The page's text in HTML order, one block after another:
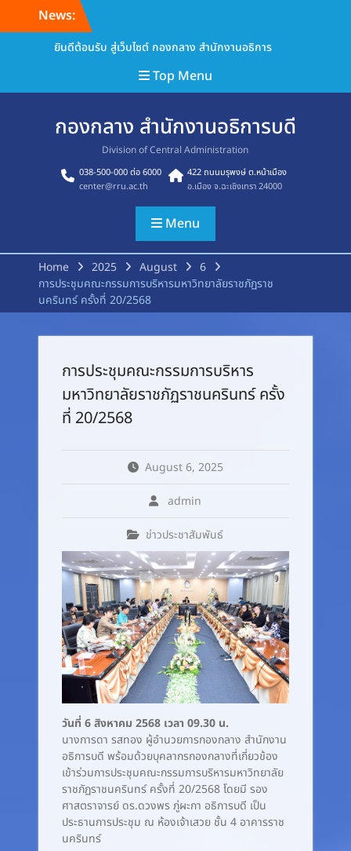
News:
ยินดีต้อนรับ สู่เว็บไซต์ กองกลาง สำนักงานอธิการ
Top Menu
กองกลาง สำนักงานอธิการบดี
Division of Central Administration
038-500-000 ต่อ 6000
center@rru.ac.th
422 ถนนมรุพงษ์ ต.หน้าเมือง
อ.เมือง จ.ฉะเชิงเทรา 24000
Menu
Home 2025 August
6
การประชุมคณะกรรมการบริหารมหาวิทยาลัยราชภัฏราช
นครินทร์ ครั้งที่ 20/2568
การประชุมคณะกรรมการบริหาร
มหาวิทยาลัยราชภัฏราชนครินทร์ ครั้ง
ที่ 20/2568
August 6, 2025
admin
ข่าวประชาสัมพันธ์
วันที่ 6 สิงหาคม 2568 เวลา 09.30 น.
นางการดา รสทอง ผู้อำนวยการกองกลาง สำนักงาน
อธิการบดี พร้อมด้วยบุคลากรกองกลางที่เกี่ยวข้อง
เข้าร่วมการประชุมคณะกรรมการบริหารมหาวิทยาลัย
ราชภัฏราชนครินทร์ ครั้งที่ 20/2568 โดยมี รอง
ศาสตราจารย์ ดร.ดวงพร ภู่ผะกา อธิการบดี เป็น
ประธานการประชุม ณ ห้องเจ้าเสวย ชั้น 4 อาคารราช
นครินทร์